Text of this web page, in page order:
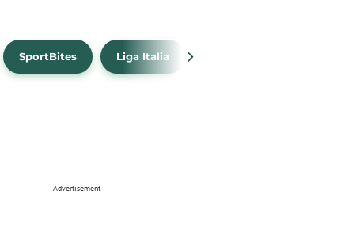
SportBites Liga Italia
Advertisement